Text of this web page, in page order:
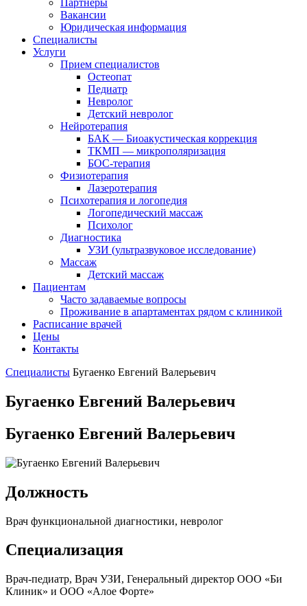
Партнеры
Вакансии
Юридическая информация
Специалисты
Услуги
Прием специалистов
Остеопат
Педиатр
Невролог
Детский невролог
Нейротерапия
БАК — Биоакустическая коррекция
ТКМП — микрополяризация
БОС-терапия
Физиотерапия
Лазеротерапия
Психотерапия и логопедия
Логопедический массаж
Психолог
Диагностика
УЗИ (ультразвуковое исследование)
Массаж
Детский массаж
Пациентам
Часто задаваемые вопросы
Проживание в апартаментах рядом с клиникой
Расписание врачей
Цены
Контакты
Специалисты Бугаенко Евгений Валерьевич
Бугаенко Евгений Валерьевич
Бугаенко Евгений Валерьевич
Должность
Врач функциональной диагностики, невролог
Специализация
Врач-педиатр, Врач УЗИ, Генеральный директор ООО «Би
Клиник» и ООО «Алое Форте»